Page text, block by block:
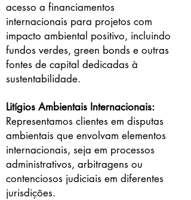
acesso a financiamentos
internacionais para projetos com
impacto ambiental positivo, incluindo
fundos verdes, green bonds e outras
fontes de capital dedicadas à
sustentabilidade.
Litígios Ambientais Internacionais:
Representamos clientes em disputas
ambientais que envolvam elementos
internacionais, seja em processos
administrativos, arbitragens ou
contenciosos judiciais em diferentes
jurisdições.